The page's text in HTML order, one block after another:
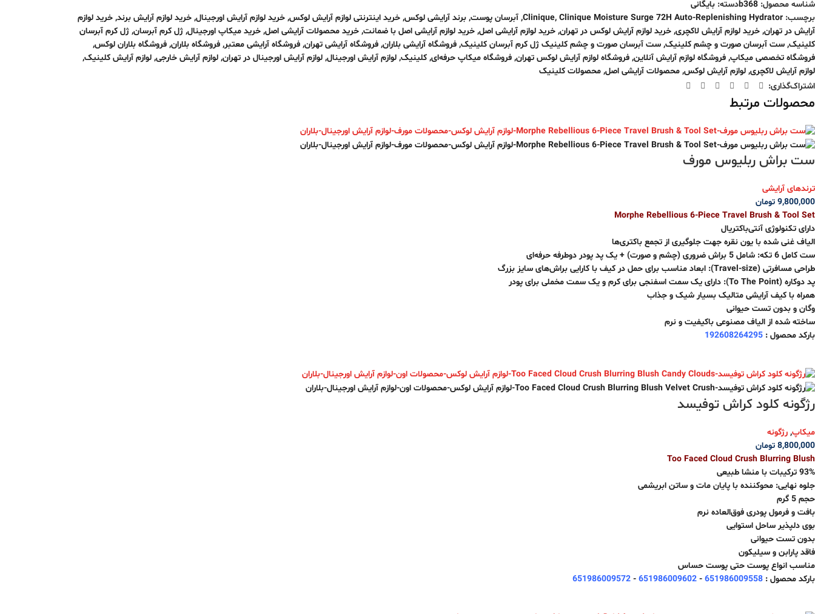
شناسه محصول: b368دسته: بایگانی
برچسب:
Clinique, Clinique Moisture Surge 72H Auto-Replenishing Hydrator
, آبرسان پوست, برند آرایشی لوکس, خرید اینترنتی لوازم آرایش لوکس, خرید لوازم آرایش اورجینال, خرید لوازم آرایش برند, خرید لوازم
آرایش در تهران, خرید لوازم آرایش لاکچری, خرید لوازم آرایش لوکس در تهران, خرید لوازم آرایشی اصل, خرید لوازم آرایشی اصل با ضمانت, خرید محصولات آرایشی اصل, خرید میکاپ اورجینال, ژل کرم آبرسان, ژل کرم آبرسان
کلینیک, ست آبرسان صورت و چشم کلینیک, ست آبرسان صورت و چشم کلینیک ژل کرم آبرسان کلینیک, فروشگاه آرایشی بلاران, فروشگاه آرایشی تهران, فروشگاه آرایشی معتبر, فروشگاه بلاران, فروشگاه بلاران لوکس,
فروشگاه تخصصی میکاپ, فروشگاه لوازم آرایش آنلاین, فروشگاه لوازم آرایش لوکس تهران, فروشگاه میکاپ حرفه‌ای, کلینیک, لوازم آرایش اورجینال, لوازم آرایش اورجینال در تهران, لوازم آرایش خارجی, لوازم آرایش کلینیک,
لوازم آرایش لاکچری, لوازم آرایش لوکس, محصولات آرایشی اصل, محصولات کلینیک
اشتراک‌گذاری:
محصولات مرتبط
ست براش ربلیوس مورف
ترندهای آرایشی
9,800,000 تومان
Morphe Rebellious 6-Piece Travel Brush & Tool Set
دارای تکنولوژی آنتی‌باکتریال
الیاف غنی شده با یون نقره جهت جلوگیری از تجمع باکتری‌ها
ست کامل 6 تکه: شامل 5 براش ضروری (چشم و صورت) + یک پد پودر دوطرفه حرفه‌ای
طراحی مسافرتی (Travel-size): ابعاد مناسب برای حمل در کیف با کارایی براش‌های سایز بزرگ
پد دوکاره (To The Point): دارای یک سمت اسفنجی برای کرم و یک سمت مخملی برای پودر
همراه با کیف آرایشی متالیک بسیار شیک و جذاب
وگان و بدون تست حیوانی
ساخته شده از الیاف مصنوعی باکیفیت و نرم
بارکد محصول : 192608264295
رژگونه کلود کراش توفیسد
میکاپ, رژگونه
8,800,000 تومان
Too Faced Cloud Crush Blurring Blush
93% ترکیبات با منشا طبیعی
جلوه نهایی: محوکننده با پایان مات و ساتن ابریشمی
حجم 5 گرم
بافت و فرمول پودری فوق‌العاده نرم
بوی دلپذیر ساحل استوایی
بدون تست حیوانی
فاقد پارابن و سیلیکون
مناسب انواع پوست حتی پوست حساس
بارکد محصول : 651986009558
-
651986009602
-
651986009572